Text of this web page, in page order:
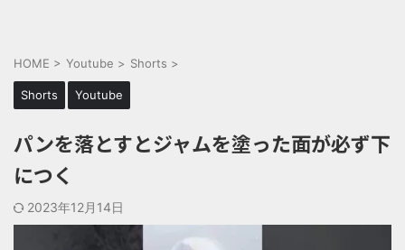
HOME > Youtube > Shorts >
Shorts Youtube
パンを落とすとジャムを塗った面が必ず下
につく
2023年12月14日